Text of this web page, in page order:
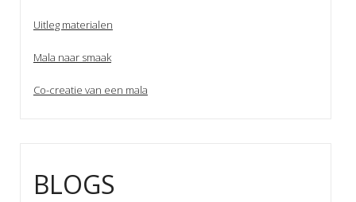
Uitleg materialen
Mala naar smaak
Co-creatie van een mala
BLOGS